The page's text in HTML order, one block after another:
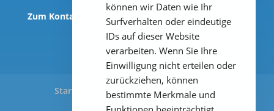
Zum Kontaktbereich
Start Produkte
Anwendungen
Downloads
Impressum
können wir Daten wie Ihr
Surfverhalten oder eindeutige
IDs auf dieser Website
verarbeiten. Wenn Sie Ihre
Einwilligung nicht erteilen oder
zurückziehen, können
bestimmte Merkmale und